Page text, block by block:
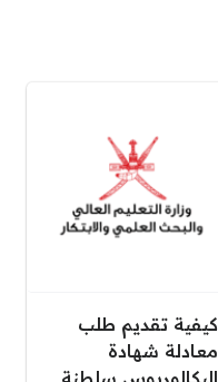
كيفية تقديم طلب
معادلة شهادة